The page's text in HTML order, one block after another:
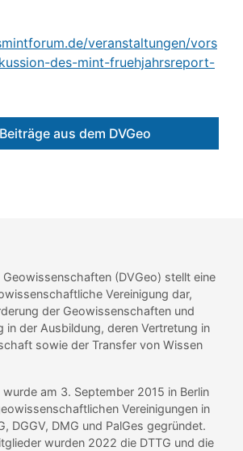
veranstaltungen/vors
des-mint-fruehjahrsreport-
aus dem DVGeo
Geowissenschaften (DVGeo) stellt eine
Vereinigung dar,
der Geowissenschaften und
in der Ausbildung, deren Vertretung in
sowie der Transfer von Wissen
am 3. September 2015 in Berlin
Vereinigungen in
DGGV, DMG und PalGes gegründet.
wurden 2022 die DTTG und die